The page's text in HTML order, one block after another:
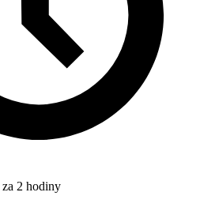
2 hodiny